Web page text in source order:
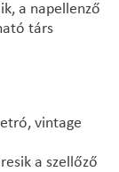
a napellenző
társ
vintage
a szellőző